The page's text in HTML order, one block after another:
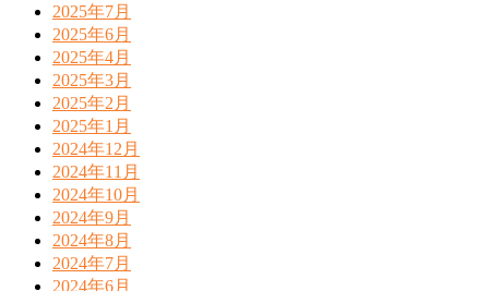
2025年7月
2025年6月
2025年4月
2025年3月
2025年2月
2025年1月
2024年12月
2024年11月
2024年10月
2024年9月
2024年8月
2024年7月
2024年6月